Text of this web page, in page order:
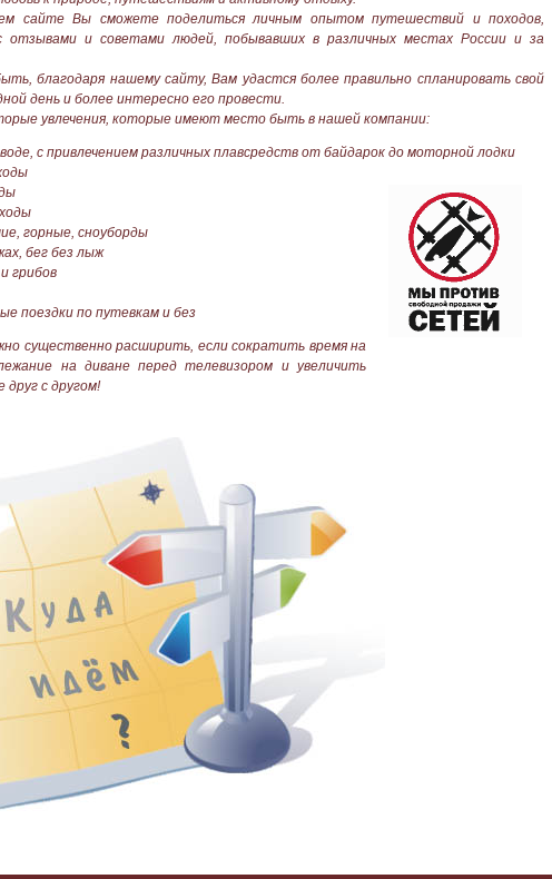
Вы сможете поделиться личным опытом путешествий и походов,
отзывами и советами людей, побывавших в различных местах России и за
нашему сайту, Вам удастся более правильно спланировать свой
день и более интересно его провести.
увлечения, которые имеют место быть в нашей компании:
с привлечением различных плавсредств от байдарок до моторной лодки
горные, сноуборды
бег без лыж
грибов
поездки по путевкам и без
существенно расширить, если сократить время на
на диване перед телевизором и увеличить
друг с другом!